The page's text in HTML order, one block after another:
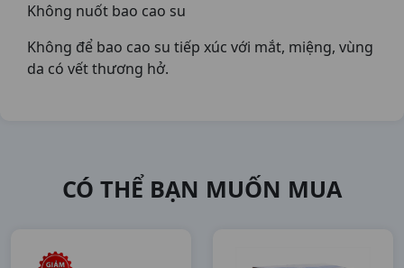
Không nuốt bao cao su
Không để bao cao su tiếp xúc với mắt, miệng, vùng
da có vết thương hở.
CÓ THỂ BẠN MUỐN MUA